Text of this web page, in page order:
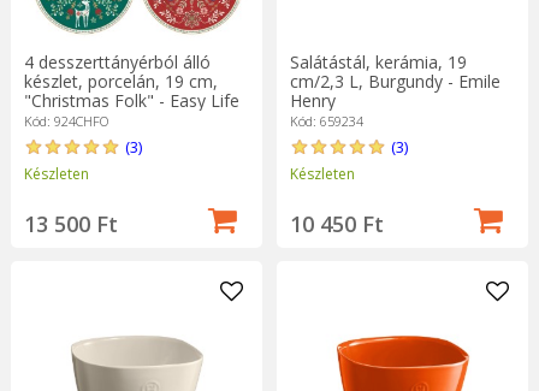
4 desszerttányérból álló
készlet, porcelán, 19 cm,
"Christmas Folk" - Easy Life
Kód: 924CHFO
(3)
Készleten
13 500 Ft
Salátástál, kerámia, 19
cm/2,3 L, Burgundy - Emile
Henry
Kód: 659234
(3)
Készleten
10 450 Ft